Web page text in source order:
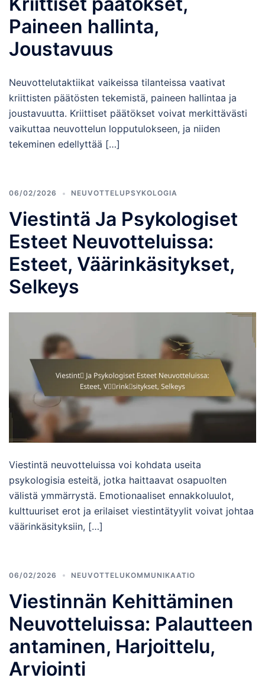
Paineen hallinta,
Joustavuus
Neuvottelutaktiikat vaikeissa tilanteissa vaativat
kriittisten päätösten tekemistä, paineen hallintaa ja
joustavuutta. Kriittiset päätökset voivat merkittävästi
vaikuttaa neuvottelun lopputulokseen, ja niiden
tekeminen edellyttää […]
06/02/2026 NEUVOTTELUPSYKOLOGIA
Viestintä Ja Psykologiset
Esteet Neuvotteluissa:
Esteet, Väärinkäsitykset,
Selkeys
Viestintä neuvotteluissa voi kohdata useita
psykologisia esteitä, jotka haittaavat osapuolten
välistä ymmärrystä. Emotionaaliset ennakkoluulot,
kulttuuriset erot ja erilaiset viestintätyylit voivat johtaa
väärinkäsityksiin, […]
06/02/2026 NEUVOTTELUKOMMUNIKAATIO
Viestinnän Kehittäminen
Neuvotteluissa: Palautteen
antaminen, Harjoittelu,
Arviointi